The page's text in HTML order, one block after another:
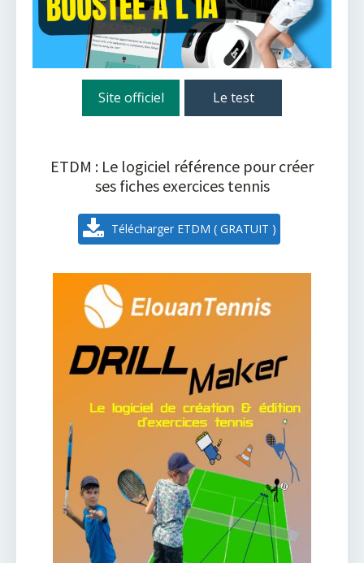
Site officiel Le test
ETDM : Le logiciel référence pour créer
ses fiches exercices tennis
Télécharger ETDM ( GRATUIT )